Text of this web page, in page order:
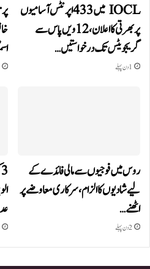
IOCL میں 433 اپرنٹس آسامیوں
پر بھرتی کا اعلان، 12ویں پاس سے
گریجویٹس تک درخواستیں…
1 دن پہلے
روس میں فوجیوں سے مالی فائدے کے
لیے شادیوں کا الزام، سرکاری معاوضے پر
اٹھنے…
2 دن پہلے